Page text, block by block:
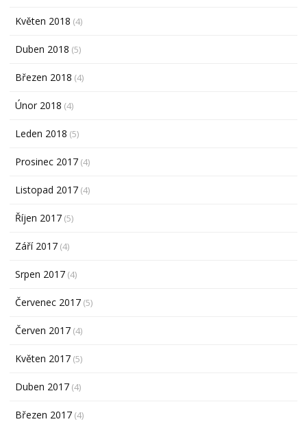
Květen 2018 (4)
Duben 2018 (5)
Březen 2018 (4)
Únor 2018 (4)
Leden 2018 (5)
Prosinec 2017 (4)
Listopad 2017 (4)
Říjen 2017 (5)
Září 2017 (4)
Srpen 2017 (4)
Červenec 2017 (5)
Červen 2017 (4)
Květen 2017 (5)
Duben 2017 (4)
Březen 2017 (4)